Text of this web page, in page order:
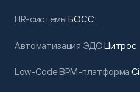
HR-системыБОСС
Автоматизация ЭДОЦитрос
Low-Code BPM-платформа